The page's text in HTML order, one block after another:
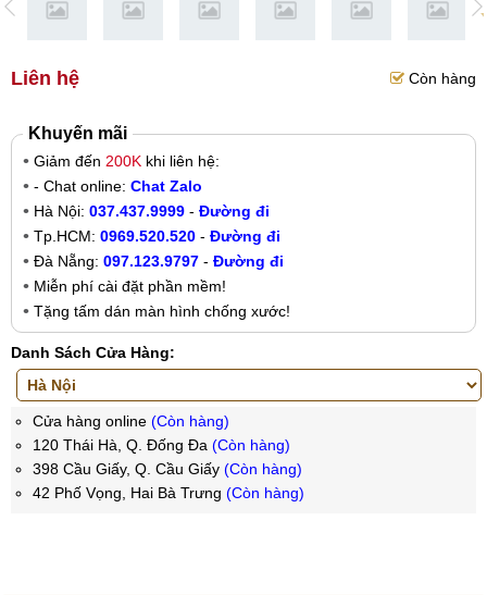
Liên hệ Còn hàng
Khuyến mãi
Giảm đến 200K khi liên hệ:
- Chat online: Chat Zalo
Hà Nội: 037.437.9999 - Đường đi
Tp.HCM: 0969.520.520 - Đường đi
Đà Nẵng: 097.123.9797 - Đường đi
Miễn phí cài đặt phần mềm!
Tặng tấm dán màn hình chống xước!
Danh Sách Cửa Hàng:
Cửa hàng online (Còn hàng)
120 Thái Hà, Q. Đống Đa (Còn hàng)
398 Cầu Giấy, Q. Cầu Giấy (Còn hàng)
42 Phố Vọng, Hai Bà Trưng (Còn hàng)